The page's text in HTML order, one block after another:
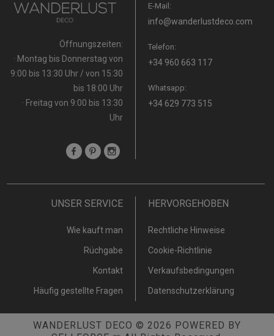
Öffnungszeiten:
· Montag bis Donnerstag von
9:00 bis 13:30 Uhr / von 15:30
bis 18:00 Uhr
· Freitag von 9:00 bis 13:30
Uhr
E-Mail:
info@wanderlustdeco.com
Telefon:
+34 960 663 117
Whatsapp:
+34 629 773 515
UNSER SERVICE
Wie kauft man
Rüchgabe
Kontakt
Häufig gestellte Fragen
HERVORGEHOBEN
Rechtliche Hinweise
Cookie-Richtlinie
Verkaufsbedingungen
Datenschutzerklärung
WANDERLUST DECO © 2026 POWERED BY